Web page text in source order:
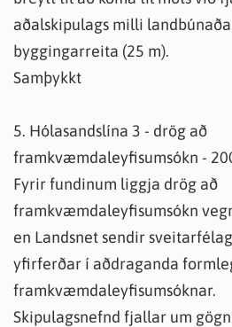
aðalskipulags milli
byggingarreita (25 m).
Samþykkt
5. Hólasandslína 3 - drög að
framkvæmdaleyfisumsókn -
Fyrir fundinum liggja drög að
framkvæmdaleyfisumsókn
en Landsnet sendir
yfirferðar í aðdraganda
framkvæmdaleyfisumsóknar.
Skipulagsnefnd fjallar um